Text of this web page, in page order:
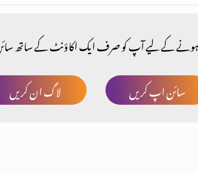
ہونے کے لیے آپ کو صرف ایک اکاؤنٹ کے ساتھ
لاگ ان کریں
سائن اپ کریں